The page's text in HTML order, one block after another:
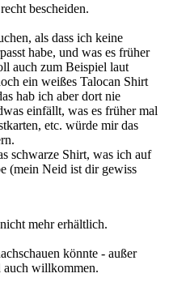
bescheiden.
als dass ich keine
habe, und was es früher
auch zum Beispiel laut
ein weißes Talocan Shirt
hab ich aber dort nie
einfällt, was es früher mal
etc. würde mir das
schwarze Shirt, was ich auf
(mein Neid ist dir gewiss
mehr erhältlich.
könnte - außer
auch willkommen.